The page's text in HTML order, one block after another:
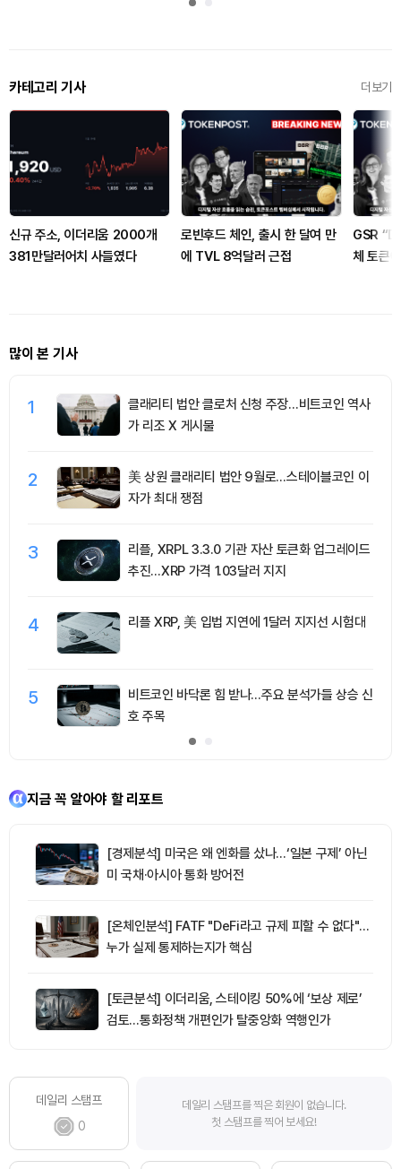
카테고리 기사 더보기
신규 주소, 이더리움 2000개
381만달러어치 사들였다
로빈후드 체인, 출시 한 달여 만
에 TVL 8억달러 근접
GSR
체 토큰
많이 본 기사
1
클래리티 법안 클로처 신청 주장…비트코인 역사
가 리조 X 게시물
2
美 상원 클래리티 법안 9월로…스테이블코인 이
자가 최대 쟁점
3
리플, XRPL 3.3.0 기관 자산 토큰화 업그레이드
추진…XRP 가격 1.03달러 지지
4 리플 XRP, 美 입법 지연에 1달러 지지선 시험대
5
비트코인 바닥론 힘 받나…주요 분석가들 상승 신
호 주목
지금 꼭 알아야 할 리포트
[경제분석] 미국은 왜 엔화를 샀나…‘일본 구제’ 아닌
미 국채·아시아 통화 방어전
[온체인분석] FATF "DeFi라고 규제 피할 수 없다"…
누가 실제 통제하는지가 핵심
[토큰분석] 이더리움, 스테이킹 50%에 ‘보상 제로’
검토…통화정책 개편인가 탈중앙화 역행인가
데일리 스탬프
0
데일리 스탬프를 찍은 회원이 없습니다.
첫 스탬프를 찍어 보세요!